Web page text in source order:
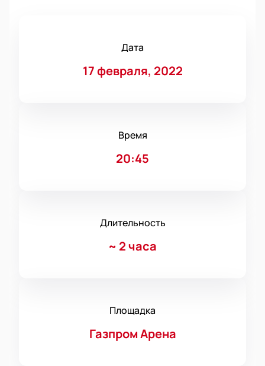
Дата
17 февраля, 2022
Время
20:45
Длительность
~ 2 часа
Площадка
Газпром Арена